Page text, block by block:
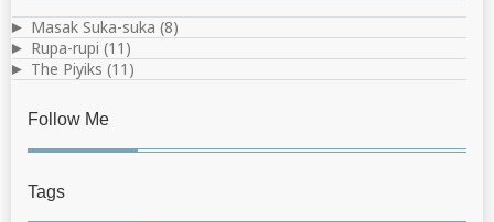
► Masak Suka-suka (8)
► Rupa-rupi (11)
► The Piyiks (11)
Follow Me
Tags